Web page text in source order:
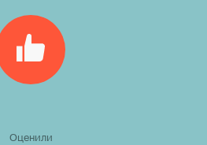
Оценили